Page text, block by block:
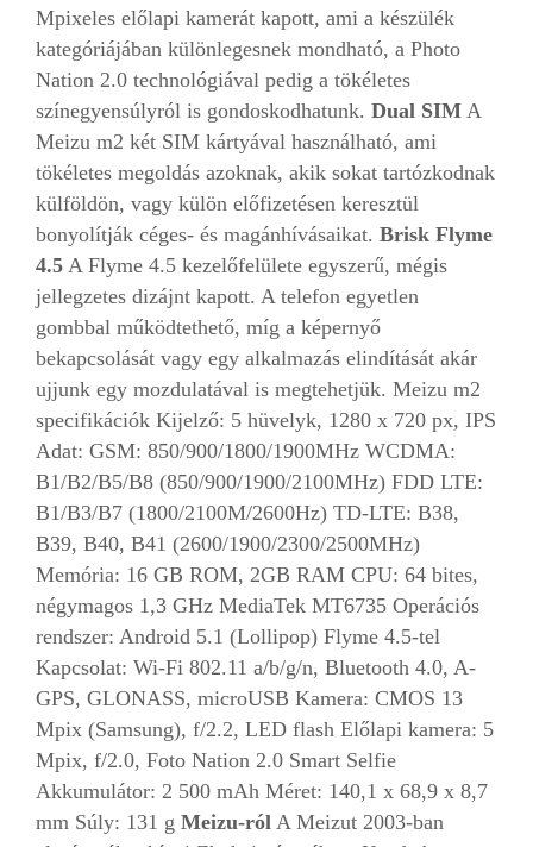
Mpixeles előlapi kamerát kapott, ami a készülék
kategóriájában különlegesnek mondható, a Photo
Nation 2.0 technológiával pedig a tökéletes
színegyensúlyról is gondoskodhatunk. Dual SIM A
Meizu m2 két SIM kártyával használható, ami
tökéletes megoldás azoknak, akik sokat tartózkodnak
külföldön, vagy külön előfizetésen keresztül
bonyolítják céges- és magánhívásaikat. Brisk Flyme
4.5 A Flyme 4.5 kezelőfelülete egyszerű, mégis
jellegzetes dizájnt kapott. A telefon egyetlen
gombbal működtethető, míg a képernyő
bekapcsolását vagy egy alkalmazás elindítását akár
ujjunk egy mozdulatával is megtehetjük. Meizu m2
specifikációk Kijelző: 5 hüvelyk, 1280 x 720 px, IPS
Adat: GSM: 850/900/1800/1900MHz WCDMA:
B1/B2/B5/B8 (850/900/1900/2100MHz) FDD LTE:
B1/B3/B7 (1800/2100M/2600Hz) TD-LTE: B38,
B39, B40, B41 (2600/1900/2300/2500MHz)
Memória: 16 GB ROM, 2GB RAM CPU: 64 bites,
négymagos 1,3 GHz MediaTek MT6735 Operációs
rendszer: Android 5.1 (Lollipop) Flyme 4.5-tel
Kapcsolat: Wi-Fi 802.11 a/b/g/n, Bluetooth 4.0, A-
GPS, GLONASS, microUSB Kamera: CMOS 13
Mpix (Samsung), f/2.2, LED flash Előlapi kamera: 5
Mpix, f/2.0, Foto Nation 2.0 Smart Selfie
Akkumulátor: 2 500 mAh Méret: 140,1 x 68,9 x 8,7
mm Súly: 131 g Meizu-ról A Meizut 2003-ban